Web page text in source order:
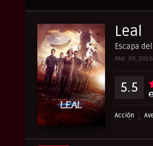
Leal
Escapa
Mar. 09, 2016
5.5
Acción
Peliculas